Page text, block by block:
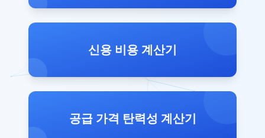
신용 비용 계산기
공급 가격 탄력성 계산기